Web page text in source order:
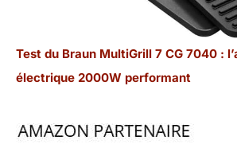
Test du Braun MultiGrill 7 CG 7040 :
électrique 2000W performant